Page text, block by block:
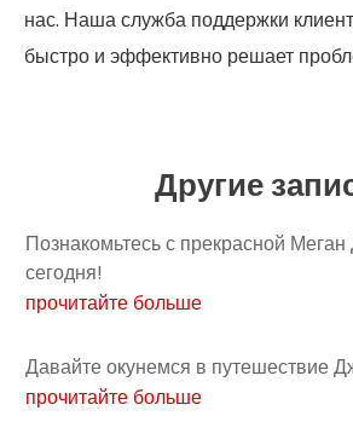
нас. Наша служба поддержки
быстро и эффективно решает
Другие
Познакомьтесь с прекрасной
сегодня!
прочитайте больше
Давайте окунемся в путешествие
прочитайте больше